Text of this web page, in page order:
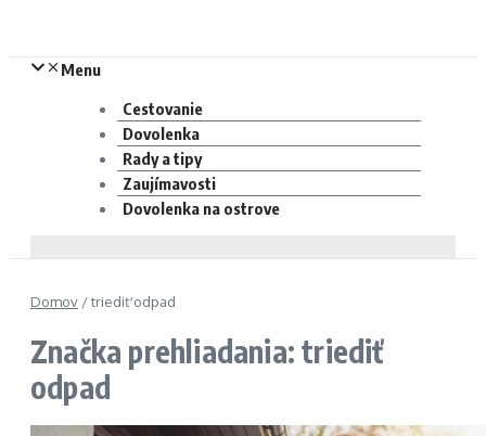
Menu
Cestovanie
Dovolenka
Rady a tipy
Zaujímavosti
Dovolenka na ostrove
Domov /triediť odpad
Značka prehliadania: triediť
odpad